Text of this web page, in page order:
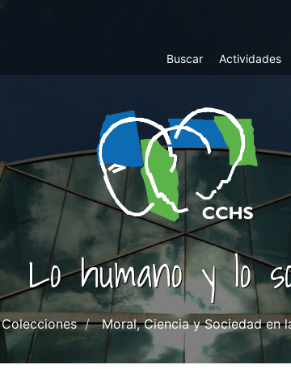
Top
Buscar Actividades
Lo humano y lo
Colecciones Moral, Ciencia y Sociedad en